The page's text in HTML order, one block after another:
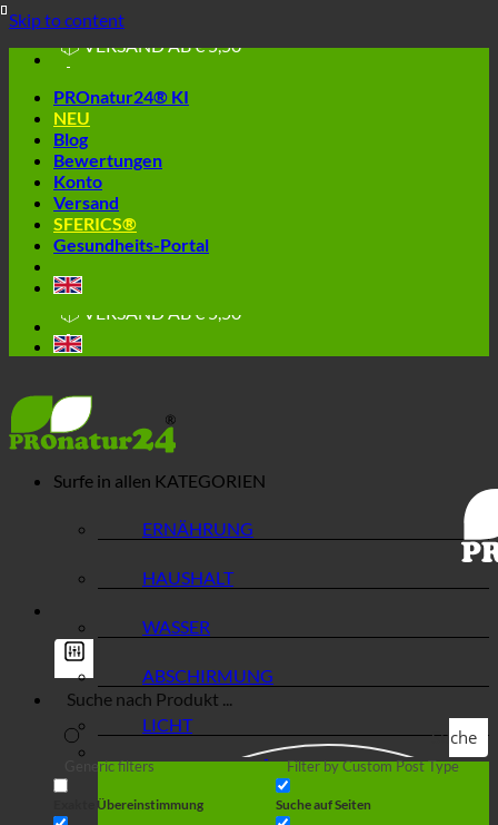
Skip to content
🔆 GESUND. NACHHALTIG.
📦 VERSAND AB € 5,50
🔖 KAUF AUF RECHNUNG
PROnatur24® KI
NEU
Blog
Bewertungen
Konto
Versand
SFERICS®
Gesundheits-Portal
🔆 GESUND. NACHHALTIG.
📦 VERSAND AB € 5,50
🔖 KAUF AUF RECHNUNG
Suche
Generic filters
Exakte Übereinstimmung
Filter by Custom Post Type
Suche auf Seiten
Surfe in allen KATEGORIEN
ERNÄHRUNG
HAUSHALT
WASSER
ABSCHIRMUNG
LICHT